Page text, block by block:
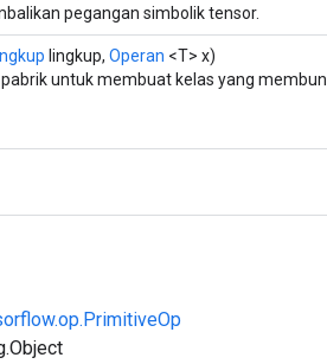
pegangan simbolik tensor.
lingkup, Operan <T> x)
untuk membuat kelas yang